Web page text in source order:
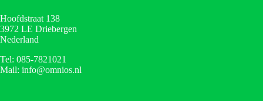
Hoofdstraat 138
3972 LE Driebergen
Nederland
Tel: 085-7821021
Mail: info@omnios.nl